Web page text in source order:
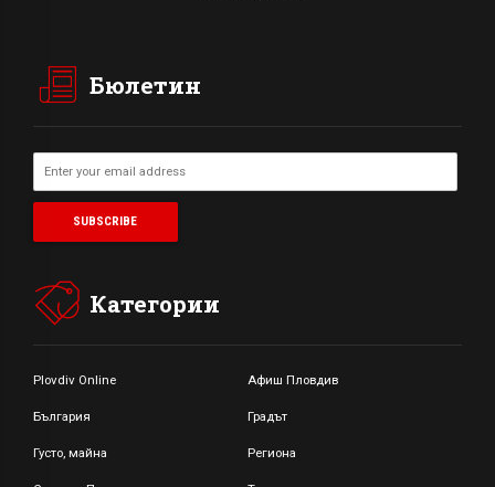
Бюлетин
Категории
Plovdiv Online Афиш Пловдив
България Градът
Густо, майна Региона